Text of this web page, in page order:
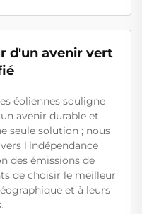
d'un avenir vert
éoliennes souligne
avenir durable et
seule solution ; nous
l'indépendance
des émissions de
de choisir le meilleur
et à leurs